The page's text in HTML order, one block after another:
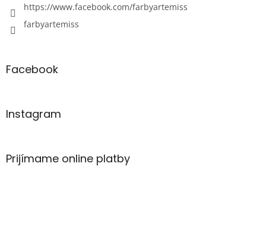
https://www.facebook.com/farbyartemiss
farbyartemiss
Facebook
Instagram
Prijímame online platby